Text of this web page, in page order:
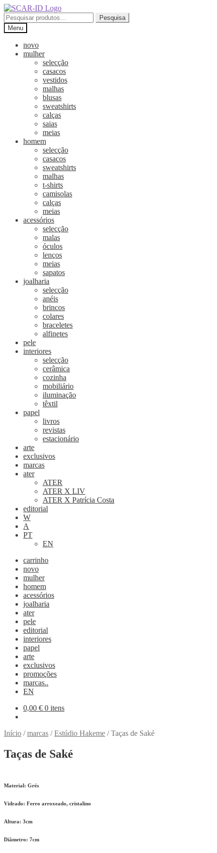
Ir
para
a
navegação
Saltar
para
o
conteúdo
Pesquisar
por:
Pesquisa
Menu
novo
mulher
selecção
casacos
vestidos
malhas
blusas
sweatshirts
calças
saias
meias
homem
selecção
casacos
sweatshirts
malhas
t-shirts
camisolas
calças
meias
acessórios
selecção
malas
óculos
lenços
meias
sapatos
joalharia
selecção
anéis
brincos
colares
braceletes
alfinetes
pele
interiores
selecção
cerâmica
cozinha
mobiliário
iluminação
têxtil
papel
livros
revistas
estacionário
arte
exclusivos
marcas
ater
ATER
ATER X LIV
ATER X Patrícia Costa
editorial
W
A
PT
EN
carrinho
novo
mulher
homem
acessórios
joalharia
ater
pele
editorial
interiores
papel
arte
exclusivos
promoções
marcas..
EN
0,00 € 0 itens
Início /marcas /Estúdio Hakeme /Taças de Saké
Taças de Saké
Material: Grés
Vidrado: Ferro arroxeado, cristalino
Altura: 3cm
Diâmetro: 7cm